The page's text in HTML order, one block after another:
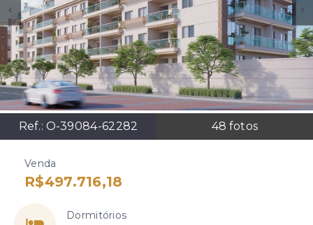
Ref.: O-39084-62282 48 fotos
Venda
R$497.716,18
Dormitórios